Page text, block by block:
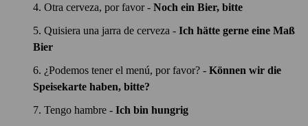
Otra cerveza, por favor - Noch ein Bier, bitte
Quisiera una jarra de cerveza - Ich hätte gerne eine Maß
Bier
¿Podemos tener el menú, por favor? - Können wir die
Speisekarte haben, bitte?
Tengo hambre - Ich bin hungrig